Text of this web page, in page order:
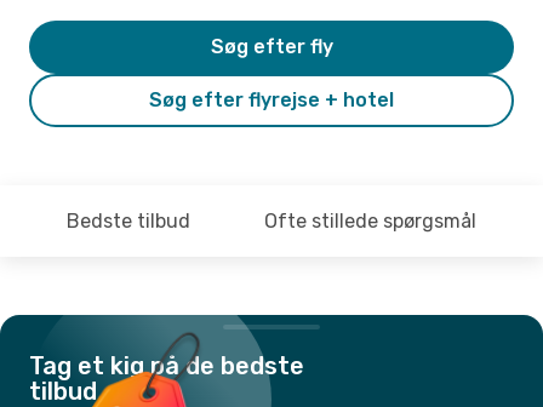
Søg efter flyrejse + hotel
Søg efter fly
Bedste tilbud Ofte stillede spørgsmål
Tag et kig på de bedste
tilbud